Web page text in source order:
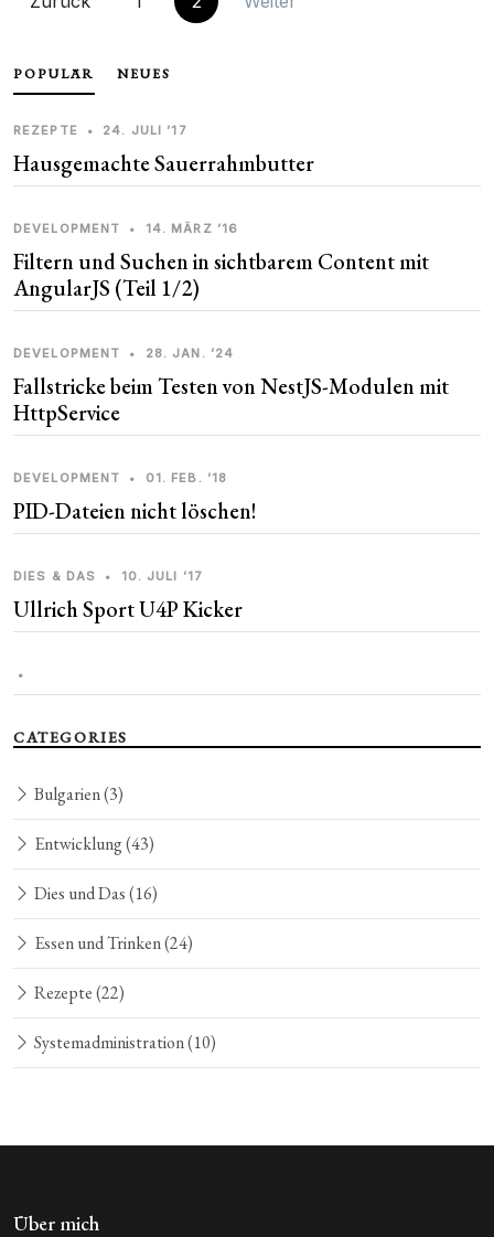
POPULÄR NEUES
REZEPTE • 24. JULI ’17
Hausgemachte Sauerrahmbutter
DEVELOPMENT • 14. MÄRZ ’16
Filtern und Suchen in sichtbarem Content mit
AngularJS (Teil 1/2)
DEVELOPMENT • 28. JAN. ’24
Fallstricke beim Testen von NestJS-Modulen mit
HttpService
DEVELOPMENT • 01. FEB. ’18
PID-Dateien nicht löschen!
DIES & DAS • 10. JULI ’17
Ullrich Sport U4P Kicker
•
CATEGORIES
Bulgarien(3)
Entwicklung(43)
Dies und Das(16)
Essen und Trinken(24)
Rezepte(22)
Systemadministration(10)
Über mich